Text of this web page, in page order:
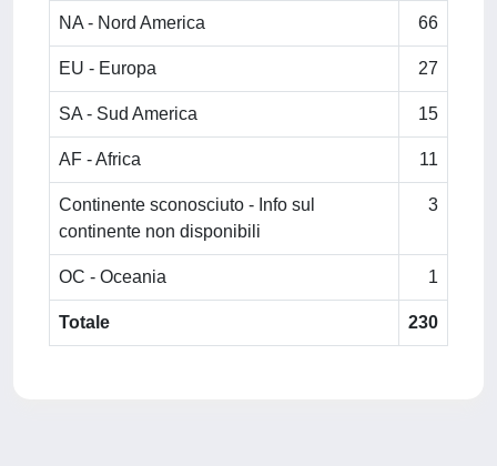
NA - Nord America 66
EU - Europa 27
SA - Sud America 15
AF - Africa 11
Continente sconosciuto - Info sul
continente non disponibili
3
OC - Oceania 1
Totale 230